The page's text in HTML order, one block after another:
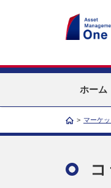
ホーム
> マーケ